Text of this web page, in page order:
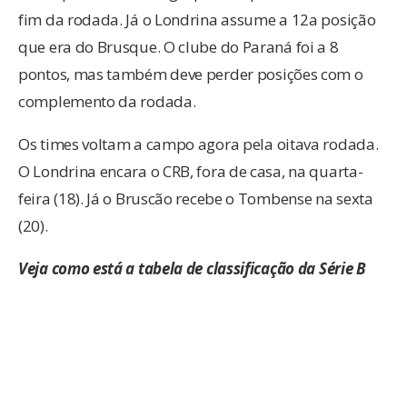
fim da rodada. Já o Londrina assume a 12a posição
que era do Brusque. O clube do Paraná foi a 8
pontos, mas também deve perder posições com o
complemento da rodada.
Os times voltam a campo agora pela oitava rodada.
O Londrina encara o CRB, fora de casa, na quarta-
feira (18). Já o Bruscão recebe o Tombense na sexta
(20).
Veja como está a tabela de classificação da Série B